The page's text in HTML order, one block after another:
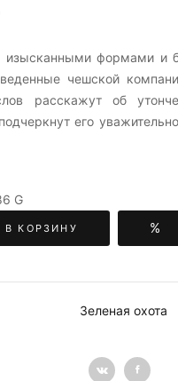
изысканными формами и
чешской
расскажут об
его
G
В КОРЗИНУ %
Зеленая охота